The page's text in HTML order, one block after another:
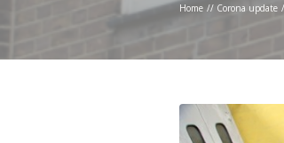
Home // Corona update